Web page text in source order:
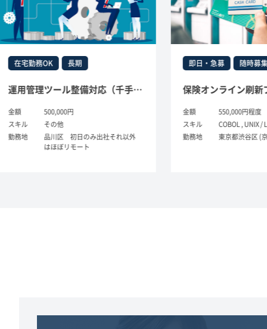
勤務OK 長期
運用管理ツール整備対応（千手orZabbix）
500,000円
その他
品川区 初日のみ出社それ以外
はほぼリモート
即日・急募 随時募集
550,000円程度
COBOL , UNIX / Linux ,
東京都渋谷区 (京王新線)